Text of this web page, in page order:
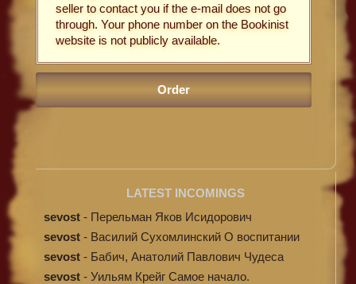
seller to contact you if the e-mail does not go
through. Your phone number on the Bookinist
website is not publicly available.
LATEST INCOMINGS
sevost - Перельман Яков Исидорович
«Циолковский. ...
sevost - Василий Сухомлинский О воспитании
sevost - Бабич, Анатолий Павлович Чудеса
исцелени...
sevost - Уильям Крейг Самое начало.